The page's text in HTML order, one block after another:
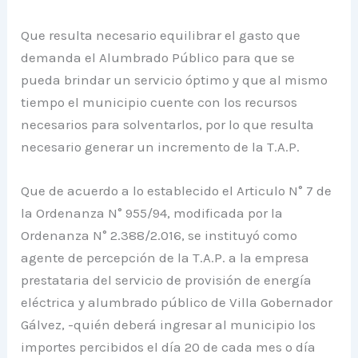
Que resulta necesario equilibrar el gasto que
demanda el Alumbrado Público para que se
pueda brindar un servicio óptimo y que al mismo
tiempo el municipio cuente con los recursos
necesarios para solventarlos, por lo que resulta
necesario generar un incremento de la T.A.P.
Que de acuerdo a lo establecido el Articulo N° 7 de
la Ordenanza N° 955/94, modificada por la
Ordenanza N° 2.388/2.016, se instituyó como
agente de percepción de la T.A.P. a la empresa
prestataria del servicio de provisión de energía
eléctrica y alumbrado público de Villa Gobernador
Gálvez, -quién deberá ingresar al municipio los
importes percibidos el día 20 de cada mes o día